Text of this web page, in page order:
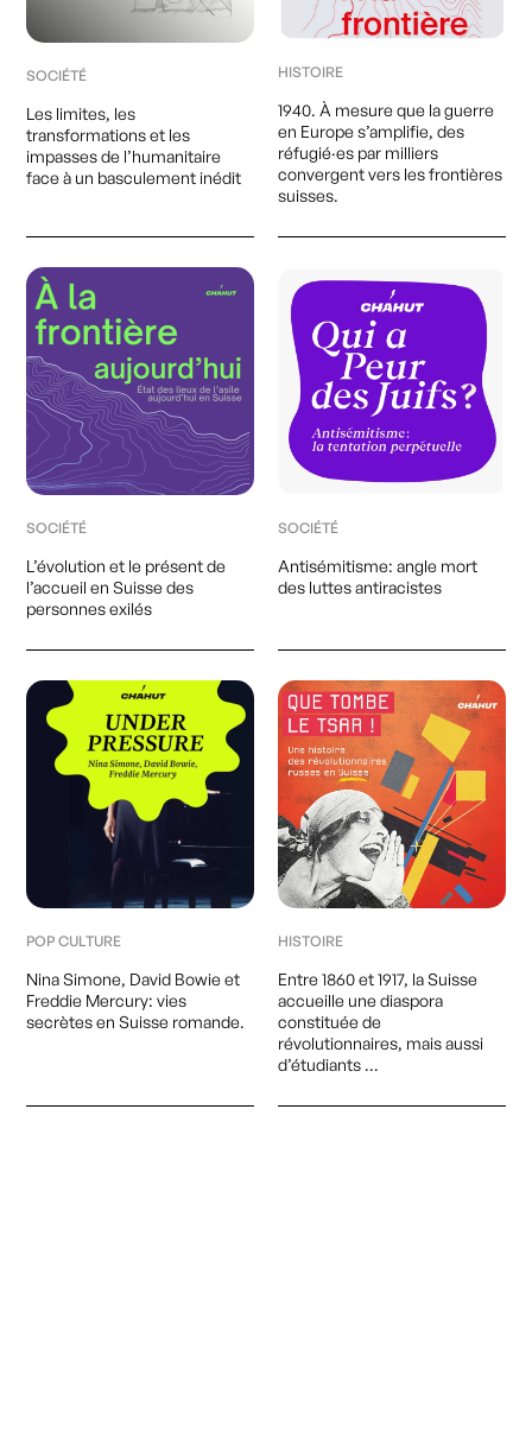
SOCIÉTÉ
Les limites, les
transformations et les
impasses de l’humanitaire
face à un basculement inédit
HISTOIRE
1940. À mesure que la guerre
en Europe s’amplifie, des
réfugié·es par milliers
convergent vers les frontières
suisses.
SOCIÉTÉ
L’évolution et le présent de
l’accueil en Suisse des
personnes exilés
SOCIÉTÉ
Antisémitisme: angle mort
des luttes antiracistes
POP CULTURE
Nina Simone, David Bowie et
Freddie Mercury: vies
secrètes en Suisse romande.
HISTOIRE
Entre 1860 et 1917, la Suisse
accueille une diaspora
constituée de
révolutionnaires, mais aussi
d’étudiants …
Inscrivez-vous
Suivez les activités de CHAHUT
Chahut Média vous accompagne dans la
production de podcasts : de la création de
formats jusqu'à la diffusion.
Nos créations
En production
Chahut Editions